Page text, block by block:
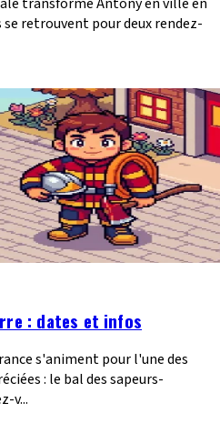
retrouvent pour deux rendez-
: dates et infos
s'animent pour l'une des
: le bal des sapeurs-
v...